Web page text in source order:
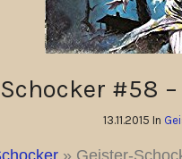
#58
13.11.2015 In
» Geister-